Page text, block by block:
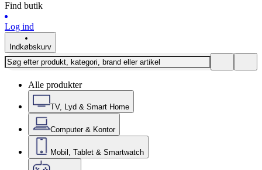
Find butik
Log ind
Indkøbskurv
Alle produkter
TV, Lyd & Smart Home
Computer & Kontor
Mobil, Tablet & Smartwatch